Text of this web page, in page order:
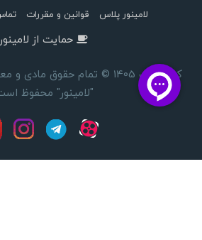
لامینور پلاس قوانین و مقررات
حمایت از لامینور
کپی رایت 1405 © تمام حقوق
"لامینور" محفوظ